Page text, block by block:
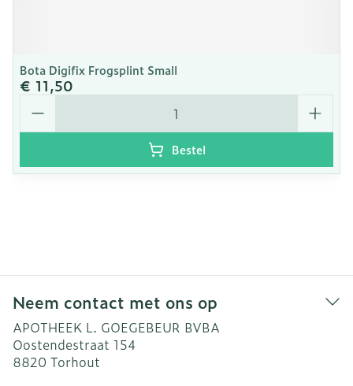
Bota Digifix Frogsplint Small
€ 11,50
Aantal
Bestel
Neem contact met ons op
APOTHEEK L. GOEGEBEUR BVBA
Oostendestraat 154
8820 Torhout